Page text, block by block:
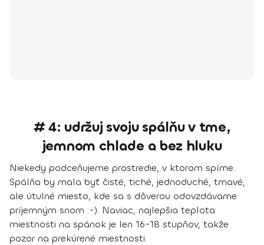
# 4: udržuj svoju spálňu v tme,
jemnom chlade a bez hluku
Niekedy podceňujeme prostredie, v ktorom spíme.
Spálňa by mala byť čisté, tiché, jednoduché, tmavé,
ale útulné miesto, kde sa s dôverou odovzdávame
príjemným snom :-). Naviac, najlepšia teplota
miestnosti na spánok je len 16-18 stupňov, takže
pozor na prekúrené miestnosti.